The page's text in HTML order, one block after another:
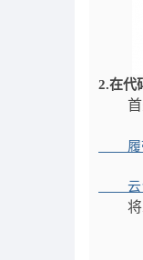
2.在代
履带
云台